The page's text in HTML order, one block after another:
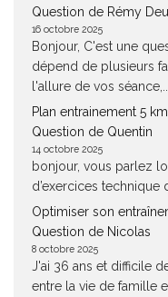
Question de Rémy
16 octobre 2025
Bonjour, C'est une
dépend de plusieurs
l'allure de vos séance,...
Plan entrainement 5
Question de Quentin
14 octobre 2025
bonjour, vous parlez
d’exercices technique
Optimiser son
Question de Nicolas
8 octobre 2025
J'ai 36 ans et difficile
entre la vie de famille